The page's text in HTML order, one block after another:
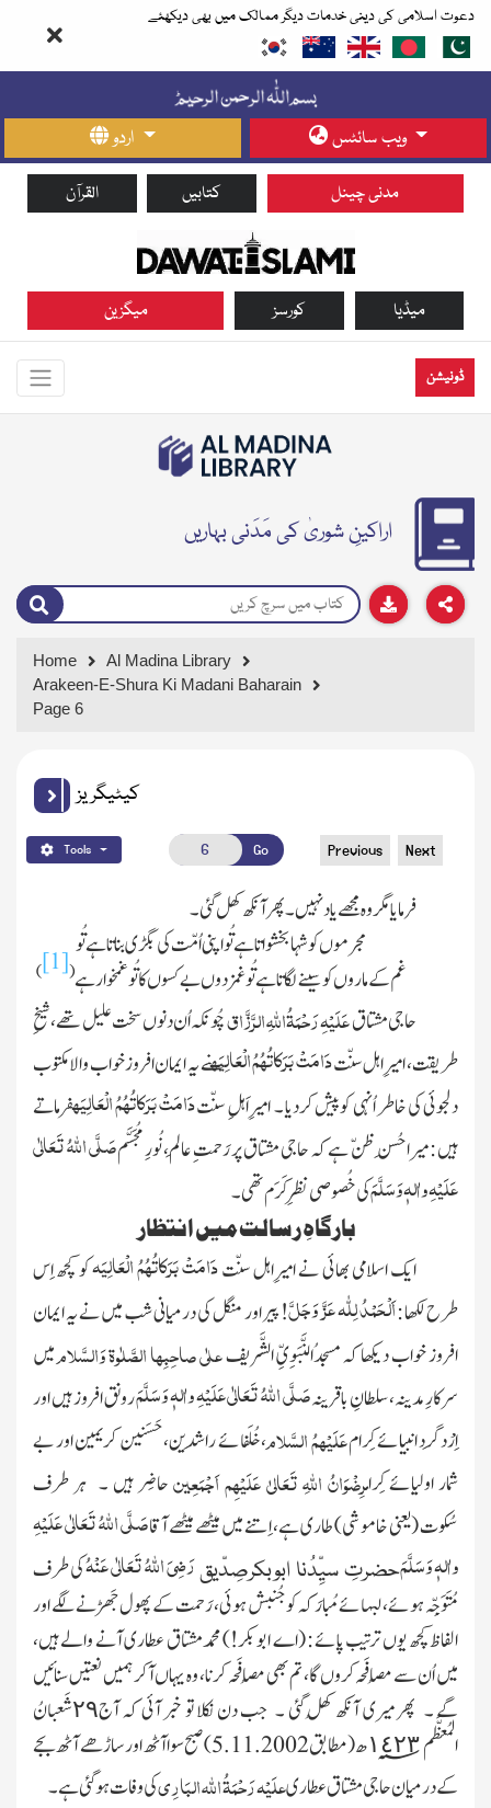
دعوت اسلامی کی دینی خدمات دیگر ممالک میں بھی دیکھئے
اردو ویب سائٹس
القرآن کتابیں مدنی چینل
میگزین کورسز میڈیا
ڈونیشن
اراکینِ شوریٰ کی مَدَنی بہاریں
Home
Al Madina Library
Arakeen-E-Shura Ki Madani Baharain
Page 6
کیٹیگریز
Tools Go Previous Next
فرمایا مگر وہ مجھے یاد نہیں ۔ پھر آنکھ کھل گئی ۔
مجرموں کو شہا بخشواتا ہے تُو اپنی اُمّت کی بگڑی بناتا ہے تُو
غم کے ماروں کو سینے لگاتا ہے تُو غمزدوں بےکسوں کا تُو غمخوار ہے(
[1]
)
حاجی مشتاقعَلَیْہِ رَحْمَۃُاللّٰہِ الرَّزَّاقچُونکہ اُن دنوں سخت علیل تھے، شیخِ
طریقت، امیرِاہل سنّتدَامَتْ بَرَکاتُہُمُ الْعَالِیَہنے یہ ایمان افروزخواب والامکتوب
دلجوئی کی خاطر اُنہی کوپیش کردیا ۔ امیرِاَہلِ سنّتدَامَتْ بَرَکاتُہُمُ الْعَالِیَہفرماتے
ہیں : میراحُسنِ ظنّ ہے کہ حاجی مشتاق پر رَحمتِ عالَم، نُورِ مُجَسَّمصَلَّی اللّٰہُ تَعَالٰی
عَلَیْہِ واٰلہٖ وَسَلَّمَکی خُصوصی نظرِکَرَم تھی ۔
بارگاہِ رسالت میں انتظار
ایک اسلامی بھائی نے امیرِاہل سنّتدَامَتْ بَرَکاتُہُمُ الْعَالِیَہکو کچھ اِس
طرح لکھا :اَلْحَمْدُ لِلّٰہعَزَّ وَجَلَّ!پیر اور منگل کی درمیانی شب میں نے یہ ایمان
افروز خواب دیکھا کہ مسجدُالنَّبَوِیِّ الشَّریفعلٰی صاحِبِہا الصَّلٰوۃ وَالسَّلاممیں
سرکارِمدینہ، سلطانِ باقرینہصَلَّی اللّٰہُ تَعَالٰی عَلَیْہِ واٰلہٖ وَسَلَّمَرونق افروز ہیں اور
اِرْدگِرد انبیائے کِرامعَلَیْہمُ السَّلام، خُلَفائے راشِدین، حَسَنین کریمین اور بے
شمار اولیائے کِرامرِضْوَانُ اللّٰہِ تَعَالیٰ عَلَیْہِم اَجْمَعِینحاضِر ہیں ۔ ہر طرف
سُکوت(یعنی خاموشی)طاری ہے، اِتنے میں میٹھے میٹھے آقاصَلَّی اللّٰہُ تَعَالٰی عَلَیْہِ
واٰلہٖ وَسَلَّمَحضرتِ سیِّدُنا ابوبکرصِدّیقرَضِیَاللّٰہُتَعَالٰی عَنْہُکی طرف
مُتَوَجِّہ ہوئے، لبہائے مُبارَکہ کو جُنبش ہوئی، رَحمت کے پھول جَھڑنے لگے اور
الفاظ کچھ یوں ترتیب پائے :(اے ابوبکر!)محمدمشتاق عطاری آنے والے ہیں،
میں اُن سے مُصافَحہ کروں گا، تم بھی مُصافَحہ کرنا، وہ یہاں آکر ہمیں نعتیں سنائیں
گے ۔ پھر میری آنکھ کُھل گئی ۔ جب دن نکلا تو خبر آئی کہ آج٢٩شَعبانُ
المُعظَّم١٤٢٣؁ھ
(مطابق 5.11.2002)
صبح سوا آٹھ اور ساڑھے آٹھ بجے
کے درمیان حاجی مشتاق عطاریعلَیْہ رَحْمَۃُ اللّٰہ البَارِیکی وفات ہوگئی ہے ۔